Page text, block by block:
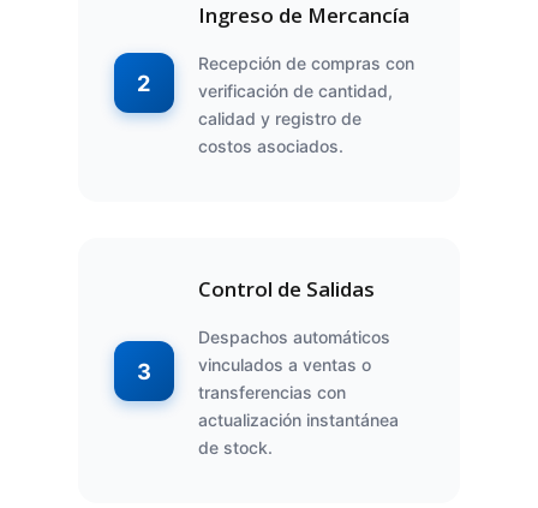
2
Ingreso de Mercancía
Recepción de compras con
verificación de cantidad,
calidad y registro de
costos asociados.
3
Control de Salidas
Despachos automáticos
vinculados a ventas o
transferencias con
actualización instantánea
de stock.